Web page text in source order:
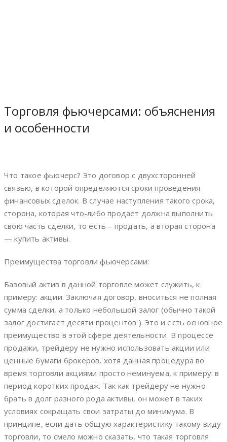
Торговля фьючерсами: объяснения
и особенности
Что такое фьючерс? Это договор с двухсторонней
связью, в которой определяются сроки проведения
финансовых сделок. В случае наступления такого срока,
сторона, которая что-либо продает должна выполнить
свою часть сделки, то есть – продать, а вторая сторона
— купить активы.
Преимущества торговли фьючерсами:
Базовый актив в данной торговле может служить, к
примеру: акции. Заключая договор, вноситься не полная
сумма сделки, а только небольшой залог (обычно такой
залог достигает десяти процентов ). Это и есть основное
преимущество в этой сфере деятельности. В процессе
продажи, трейдеру не нужно использовать акции или
ценные бумаги брокеров, хотя данная процедура во
время торговли акциями просто неминуема, к примеру: в
период коротких продаж. Так как трейдеру не нужно
брать в долг разного рода активы, он может в таких
условиях сокращать свои затраты до минимума. В
принципе, если дать общую характеристику такому виду
торговли, то смело можно сказать, что такая торговля